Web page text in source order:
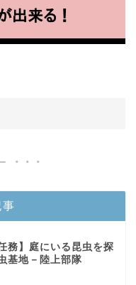
務】庭にいる昆虫を探
基地－陸上部隊